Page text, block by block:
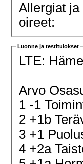
Allergiat ja
oireet:
Luonne ja testitulokset
LTE:
Arvo
1 -1
2 +1b
3 +1
4 +2a